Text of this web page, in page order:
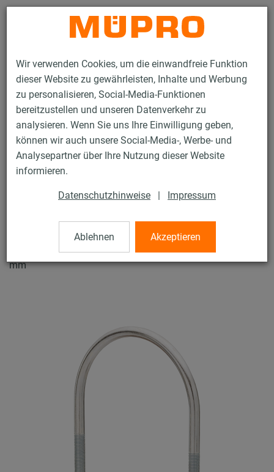
Wir verwenden Cookies, um die einwandfreie Funktion
dieser Website zu gewährleisten, Inhalte und Werbung
zu personalisieren, Social-Media-Funktionen
bereitzustellen und unseren Datenverkehr zu
analysieren. Wenn Sie uns Ihre Einwilligung geben,
können wir auch unsere Social-Media-, Werbe- und
Analysepartner über Ihre Nutzung dieser Website
informieren.
Datenschutzhinweise | Impressum
Ablehnen Akzeptieren
Kontakt
Produkte Befestigungstechnik
Edelstahlprodukte
Edelstahl-Rohrschellen
Rundstahlbügel DIN 3570
Rundstahlbügel DIN 3570
V2A Rundstahlbügel, DIN 3570, Form A, DN 400, 407-419
mm